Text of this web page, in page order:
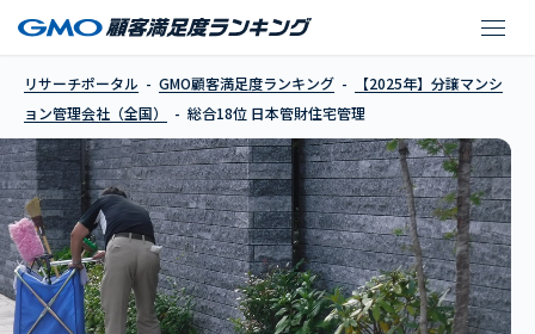
リサーチポータル GMO顧客満足度ランキング
【2025年】分譲マンシ
ョン管理会社（全国）
総合18位 日本管財住宅管理